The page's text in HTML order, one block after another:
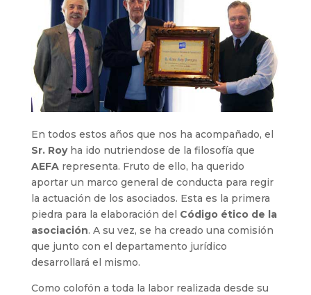
En todos estos años que nos ha acompañado, el
Sr. Royha ido nutriendose de la filosofía que
AEFArepresenta. Fruto de ello, ha querido
aportar un marco general de conducta para regir
la actuación de los asociados. Esta es la primera
piedra para la elaboración del Código ético de la
asociación. A su vez, se ha creado una comisión
que junto con el departamento jurídico
desarrollará el mismo.
Como colofón a toda la labor realizada desde su